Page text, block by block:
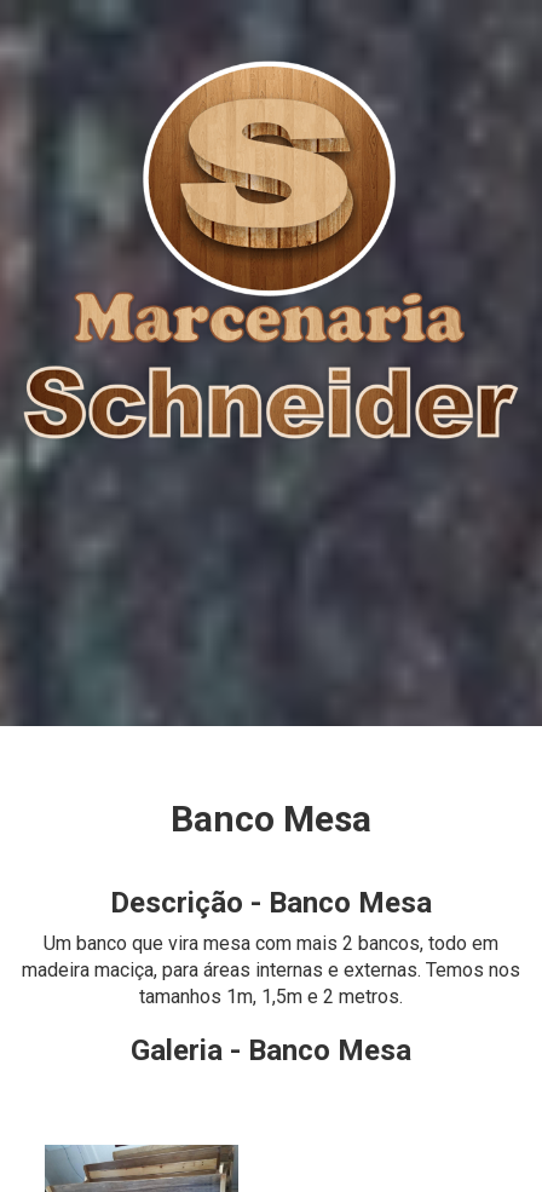
Banco Mesa
Descrição - Banco Mesa
Um banco que vira mesa com mais 2 bancos, todo em
madeira maciça, para áreas internas e externas. Temos nos
tamanhos 1m, 1,5m e 2 metros.
Galeria - Banco Mesa